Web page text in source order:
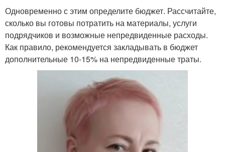
Одновременно с этим определите бюджет. Рассчитайте,
сколько вы готовы потратить на материалы, услуги
подрядчиков и возможные непредвиденные расходы.
Как правило, рекомендуется закладывать в бюджет
дополнительные 10-15% на непредвиденные траты.